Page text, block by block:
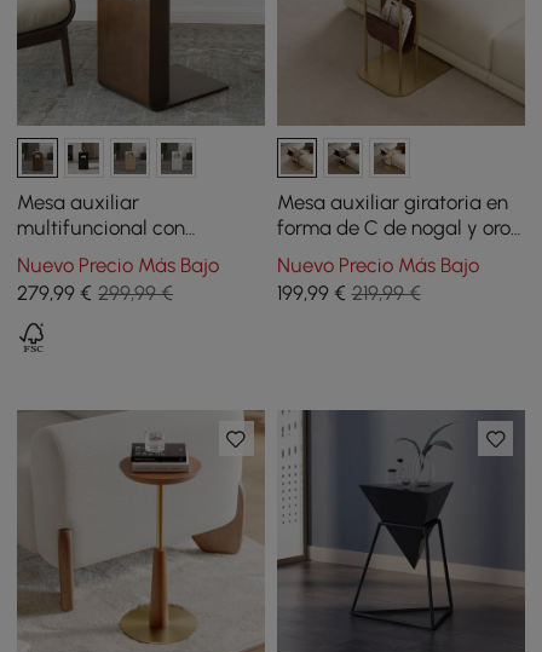
Mesa auxiliar
multifuncional con
revistero 60 cm nogal
Nuevo Precio Más Bajo
279,99 € 299,99 €
Mesa auxiliar giratoria en
forma de C de nogal y oro
con almacenamiento
Nuevo Precio Más Bajo
199,99€ 219,99 €